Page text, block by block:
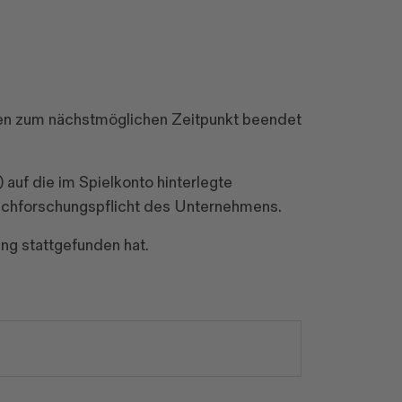
zum nächstmöglichen Zeitpunkt beendet
auf die im Spielkonto hinterlegte
des Unternehmens.
stattgefunden hat.